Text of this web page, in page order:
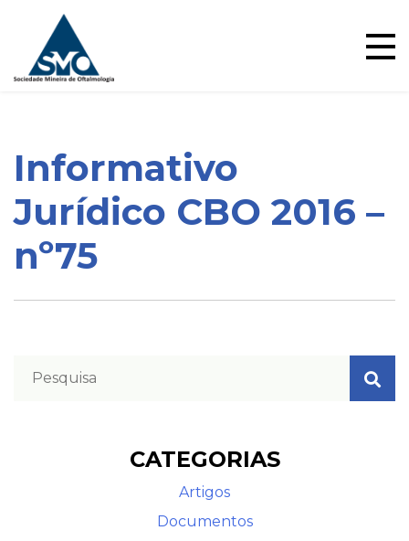
content
Blog
Informativo
Jurídico CBO 2016 –
nº75
CATEGORIAS
Artigos
Documentos